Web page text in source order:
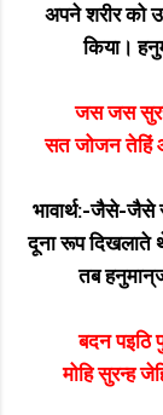
अपने शरीर को
किया।
जस जस
सत जोजन तेहिं
भावार्थ:-जैसे-जैसे
दूना रूप दिखलाते
तब
बदन पइठि
मोहि सुरन्ह